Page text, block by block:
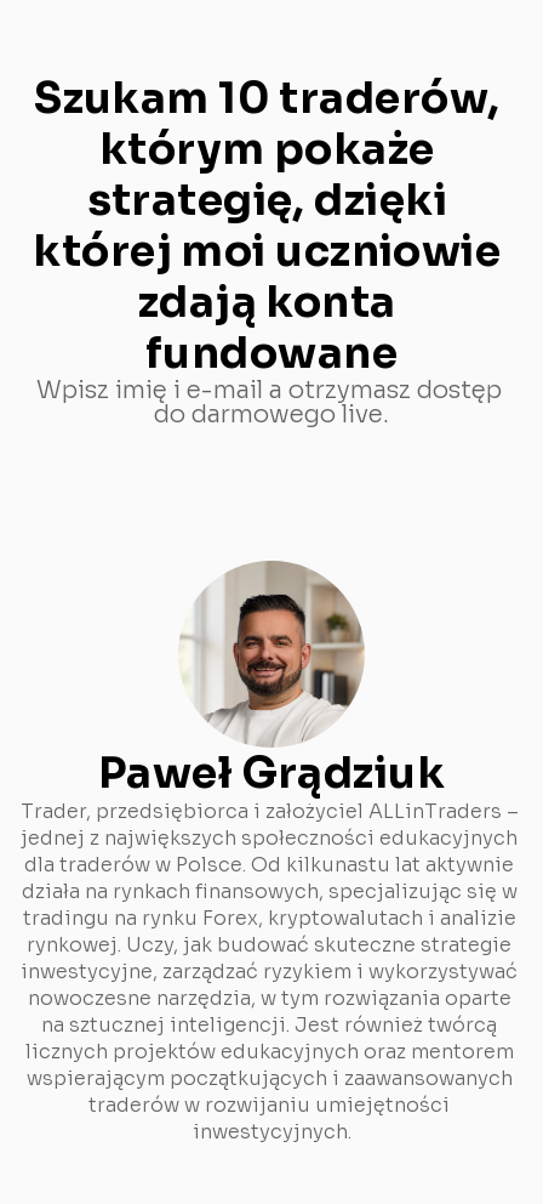
Szukam 10 traderów,
którym pokaże
strategię, dzięki
której moi uczniowie
zdają konta
fundowane
Wpisz imię i e-mail a otrzymasz dostęp
do darmowego live.
Paweł Grądziuk
Trader, przedsiębiorca i założyciel ALLinTraders –
jednej z największych społeczności edukacyjnych
dla traderów w Polsce. Od kilkunastu lat aktywnie
działa na rynkach finansowych, specjalizując się w
tradingu na rynku Forex, kryptowalutach i analizie
rynkowej. Uczy, jak budować skuteczne strategie
inwestycyjne, zarządzać ryzykiem i wykorzystywać
nowoczesne narzędzia, w tym rozwiązania oparte
na sztucznej inteligencji. Jest również twórcą
licznych projektów edukacyjnych oraz mentorem
wspierającym początkujących i zaawansowanych
traderów w rozwijaniu umiejętności
inwestycyjnych.